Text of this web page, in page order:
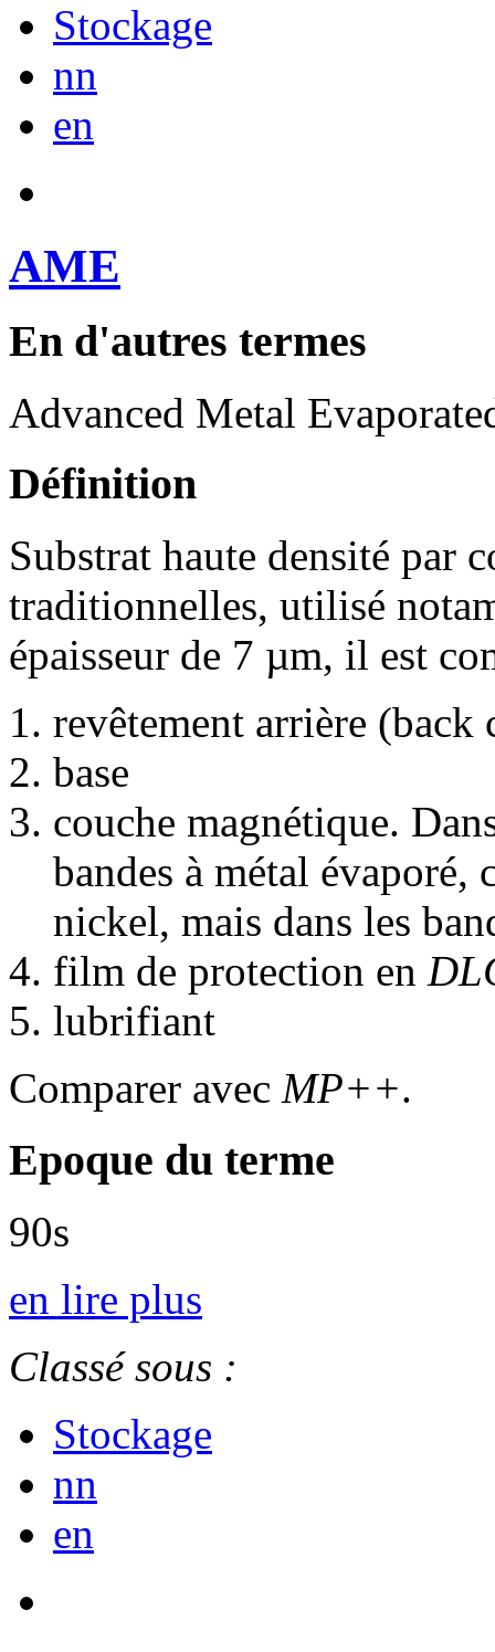
Stockage
nn
en
AME
En d'autres termes
Advanced Metal
Définition
Substrat haute densité par
traditionnelles, utilisé
épaisseur de 7 µm, il est
revêtement arrière (back
base
couche magnétique.
bandes à métal
nickel, mais dans les
film de protection en
lubrifiant
Comparer avec MP++.
Epoque du terme
90s
en lire plus
Classé sous :
Stockage
nn
en